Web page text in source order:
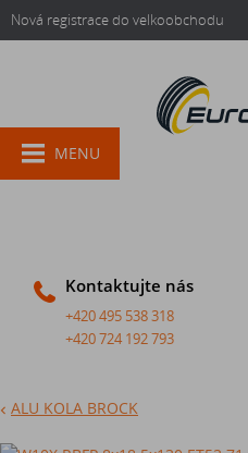
Nová registrace do velkoobchodu
Kontaktujte nás
+420 495 538 318
+420 724 192 793
MENU
ALU KOLA BROCK